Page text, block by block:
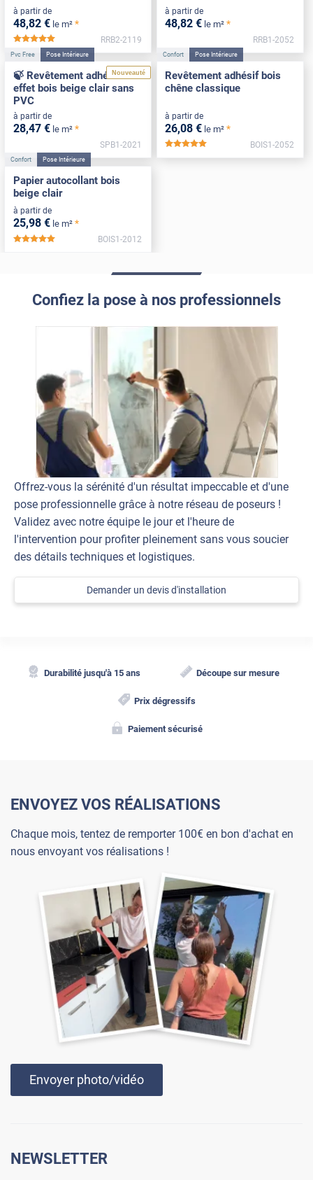
à partir de
48,82 € le m² *
*****
RRB2-2119
à partir de
48,82 € le m² *
RRB1-2052
Nouveauté
Pvc Free Pose Intérieure
🍃 Revêtement adhésif
effet bois beige clair sans
PVC
à partir de
28,47 € le m² *
SPB1-2021
Confort Pose Intérieure
Revêtement adhésif bois
chêne classique
à partir de
26,08 € le m² *
BOIS1-2052
Confort Pose Intérieure
Papier autocollant bois
beige clair
à partir de
25,98 € le m² *
*****
BOIS1-2012
Confiez la pose à nos professionnels
Offrez-vous la sérénité d'un résultat impeccable et d'une
pose professionnelle grâce à notre réseau de poseurs !
Validez avec notre équipe le jour et l'heure de
l'intervention pour profiter pleinement sans vous soucier
des détails techniques et logistiques.
Demander un devis d'installation
Durabilité jusqu'à 15 ans Découpe sur mesure
Prix dégressifs
Paiement sécurisé
ENVOYEZ VOS RÉALISATIONS
Chaque mois, tentez de remporter 100€ en bon d'achat en
nous envoyant vos réalisations !
Envoyer photo/vidéo
NEWSLETTER